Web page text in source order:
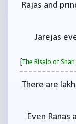
Rajas and
Jarejas
[The Risalo of
There are
Even Ranas